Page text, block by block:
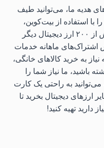
هدیه ما، می‌توانید طیف
با استفاده از بیت‌کوین،
اتریوم، لایت‌کوین، سولانا و بیش از ۲۰۰ ارز دیجیتال دیگر
اشتراک‌های ماهانه خدمات
به خرید کالاهای خانگی،
باشید، ما نیاز شما را
به راحتی یک کارت
ارزهای دیجیتال بخرید تا
دارید تهیه کنید!